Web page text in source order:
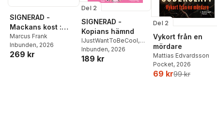
SIGNERAD -
Mackans kost :
Middagar och
matlådor
Marcus Frank
Inbunden, 2026
269 kr
Del 2
SIGNERAD -
Kopians hämnd
IJustWantToBeCool,
Joel Adolphson
Ejdemo Beer
Inbunden, 2026
189 kr
Del 2
Vykort från en
mördare
Mattias Edvardsson
Pocket, 2026
69 kr99 kr